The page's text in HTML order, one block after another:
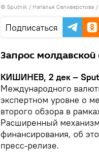
© Sputnik / Наталья Селиверстова /
Подписаться
Запрос
КИШИНЕВ, 2 дек –
Международного
экспертном уровне о
второго обзора в
Расширенный
финансирования, об
пресс-релизе.